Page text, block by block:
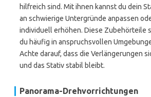
hilfreich sind. Mit ihnen kannst du dein
an schwierige Untergründe anpassen
individuell erhöhen. Diese Zubehörteile
du häufig in anspruchsvollen
Achte darauf, dass die Verlängerungen
und das Stativ stabil bleibt.
Panorama-Drehvorrichtungen